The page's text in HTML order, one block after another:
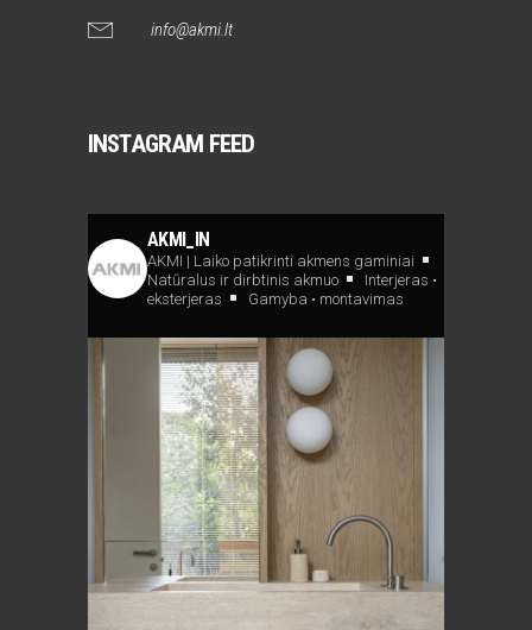
info@akmi.lt
INSTAGRAM FEED
AKMI_IN
AKMI | Laiko patikrinti akmens gaminiai
Natūralus ir dirbtinis akmuo
Interjeras •
eksterjeras
Gamyba • montavimas